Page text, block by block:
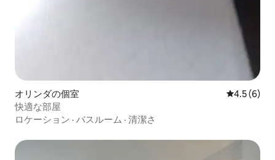
オリンダの個室 レビュー6
4.5 (6)
快適な部屋
ロケーション · バスルーム · 清潔さ